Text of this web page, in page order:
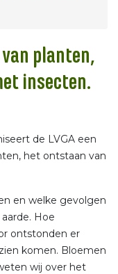
van planten,
insecten.
de LVGA een
het ontstaan van
en welke gevolgen
Hoe
ontstonden er
komen. Bloemen
wij over het